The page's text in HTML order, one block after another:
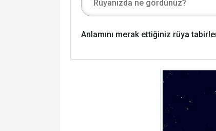
Anlamını merak ettiğiniz rüya